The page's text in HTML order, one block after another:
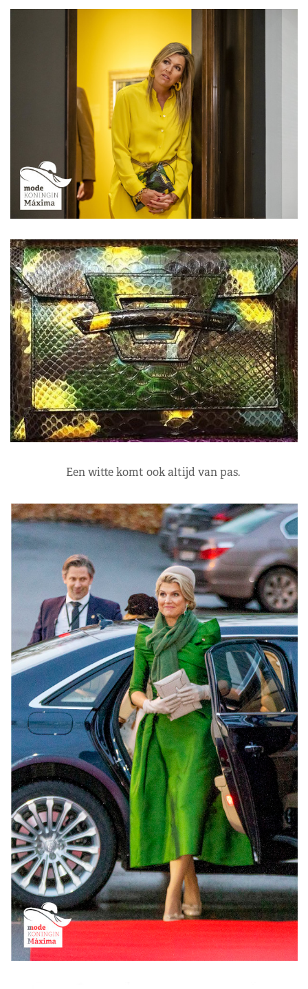
Een witte komt ook altijd van pas.